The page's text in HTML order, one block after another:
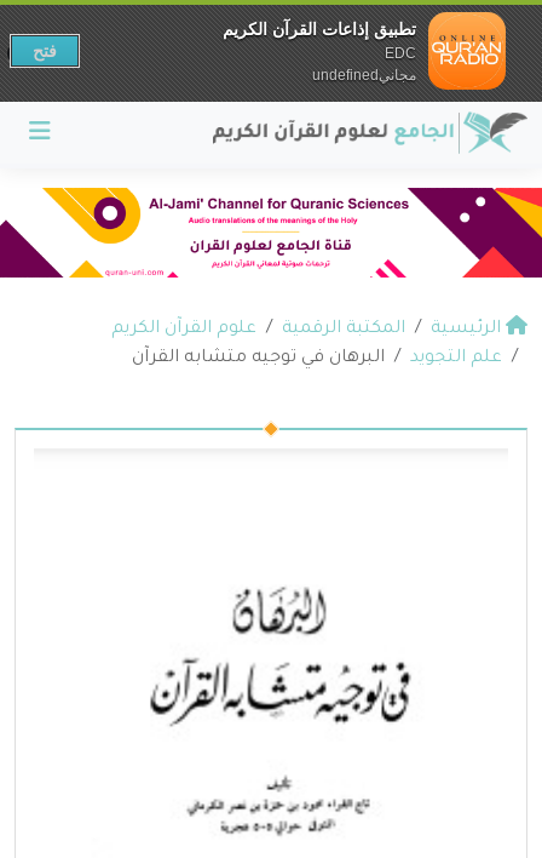
الرئيسية المكتبة الرقمية
علوم القرآن الكريم
علم التجويد
البرهان في توجيه متشابه القرآن
تطبيق إذاعات القرآن الكريم
EDC
مجانيundefined
فتح